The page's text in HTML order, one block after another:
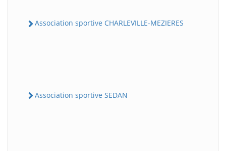
Association sportive CHARLEVILLE-MEZIERES
Association sportive SEDAN